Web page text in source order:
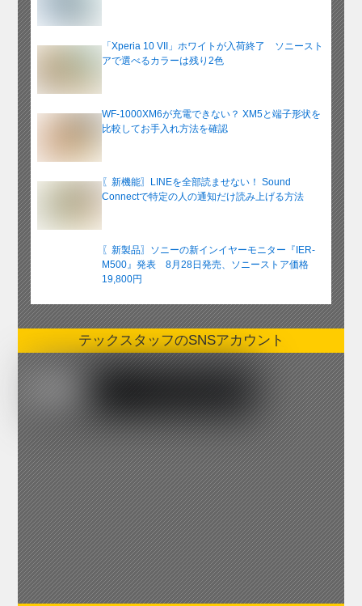
「Xperia 10 VII」ホワイトが入荷終了 ソニースト
アで選べるカラーは残り2色
WF-1000XM6が充電できない？ XM5と端子形状を
比較してお手入れ方法を確認
〖新機能〗LINEを全部読ませない！ Sound
Connectで特定の人の通知だけ読み上げる方法
〖新製品〗ソニーの新インイヤーモニター『IER-
M500』発表 8月28日発売、ソニーストア価格
19,800円
テックスタッフのSNSアカウント